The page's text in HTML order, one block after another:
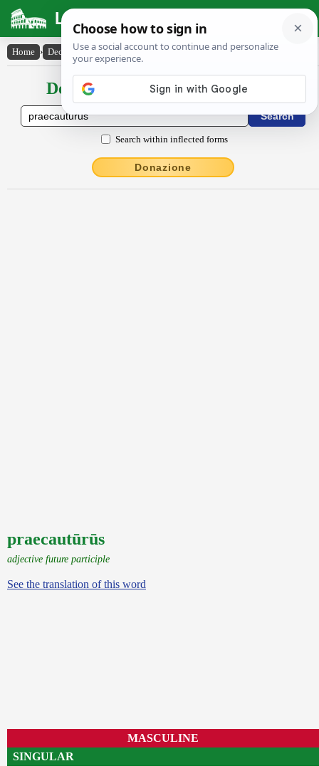
Latin Dictionary
Home › Declensions / Conjugations › praecautūrūs
Declensions / Conjugations latin
Search within inflected forms
Donazione
praecautūrūs
adjective future participle
See the translation of this word
MASCULINE
SINGULAR